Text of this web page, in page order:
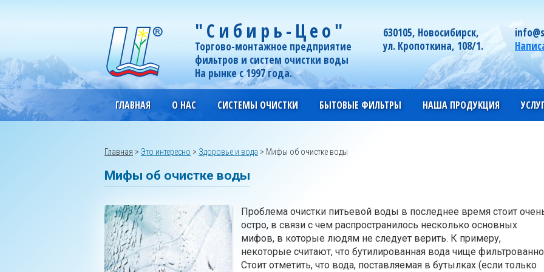
"Сибирь-Цео"
Торгово-монтажное предприятие
фильтров и систем очистки воды
На рынке с 1997 года.
630105, Новосибирск,
ул. Кропоткина, 108/1.
ГЛАВНАЯ О НАС СИСТЕМЫ ОЧИСТКИ БЫТОВЫЕ ФИЛЬТРЫ НАША ПРОДУКЦИЯ
Главная > Это интересно > Здоровье и вода > Мифы об очистке воды
Мифы об очистке воды
Проблема очистки питьевой воды в последнее время стоит
остро, в связи с чем распространилось несколько основных
мифов, в которые людям не следует верить. К примеру,
некоторые считают, что бутилированная вода чище
Стоит отметить, что вода, поставляемая в бутылках (если только